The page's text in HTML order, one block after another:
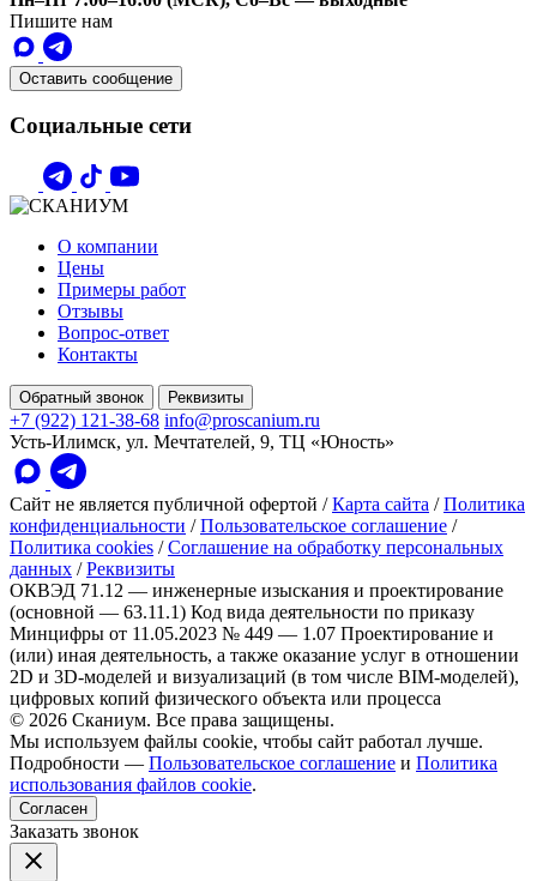
Пишите нам
Оставить сообщение
Социальные сети
О компании
Цены
Примеры работ
Отзывы
Вопрос-ответ
Контакты
Обратный звонок Реквизиты
+7 (922) 121-38-68 info@proscanium.ru
Усть-Илимск, ул. Мечтателей, 9, ТЦ «Юность»
Сайт не является публичной офертой / Карта сайта / Политика
конфиденциальности / Пользовательское соглашение /
Политика cookies / Соглашение на обработку персональных
данных / Реквизиты
ОКВЭД 71.12 — инженерные изыскания и проектирование
(основной — 63.11.1) Код вида деятельности по приказу
Минцифры от 11.05.2023 № 449 — 1.07 Проектирование и
(или) иная деятельность, а также оказание услуг в отношении
2D и 3D-моделей и визуализаций (в том числе BIM-моделей),
цифровых копий физического объекта или процесса
© 2026 Сканиум. Все права защищены.
Мы используем файлы cookie, чтобы сайт работал лучше.
Подробности — Пользовательское соглашение и Политика
использования файлов cookie.
Согласен
Заказать звонок